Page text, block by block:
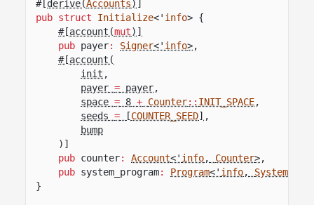
#[derive(Accounts) ]
pub struct
Initialize<' info> {
#[account(mut)]
pub payer: Signer<' info>,
#[account(
init ,
payer = payer,
space = 8 + Counter:: INIT_SPACE,
seeds = [COUNTER_SEED] ,
bump
)]
pub counter: Account<' info, Counter>,
pub system_program: Program<' info, System
}